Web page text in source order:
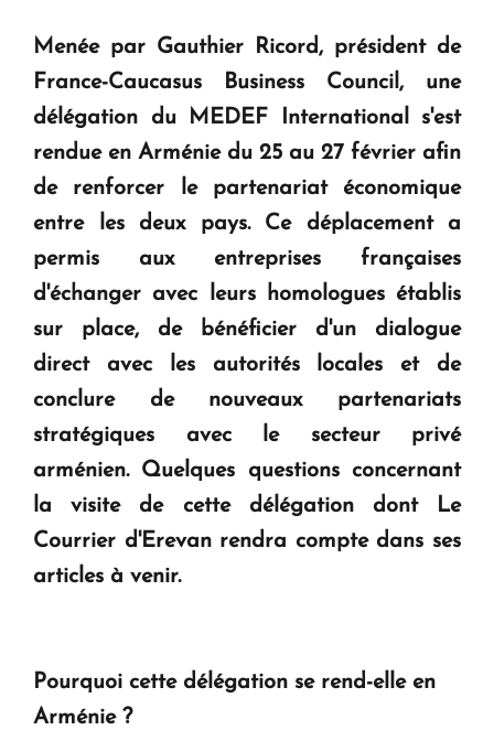
KASA : 30 ans d'audace, de résilience et d'avenir
en Arménie
Le premier hôtel Hyatt Regency d'Arménie
ouvrira ses portes à Dilijan
Menée par Gauthier Ricord, président de
France-Caucasus Business Council, une
délégation du MEDEF International s'est
rendue en Arménie du 25 au 27 février afin
de renforcer le partenariat économique
entre les deux pays. Ce déplacement a
permis aux entreprises françaises
d'échanger avec leurs homologues établis
sur place, de bénéficier d'un dialogue
direct avec les autorités locales et de
conclure de nouveaux partenariats
stratégiques avec le secteur privé
arménien. Quelques questions concernant
la visite de cette délégation dont Le
Courrier d'Erevan rendra compte dans ses
articles à venir.
Pourquoi cette délégation se rend-elle en
Arménie ?